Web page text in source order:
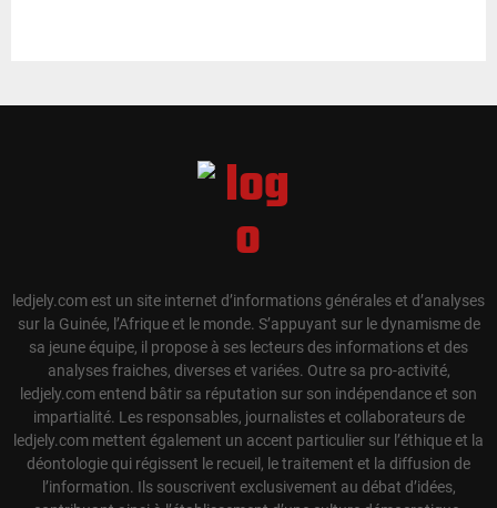
ledjely.com est un site internet d’informations générales et d’analyses
sur la Guinée, l’Afrique et le monde. S’appuyant sur le dynamisme de
sa jeune équipe, il propose à ses lecteurs des informations et des
analyses fraiches, diverses et variées. Outre sa pro-activité,
ledjely.com entend bâtir sa réputation sur son indépendance et son
impartialité. Les responsables, journalistes et collaborateurs de
ledjely.com mettent également un accent particulier sur l’éthique et la
déontologie qui régissent le recueil, le traitement et la diffusion de
l’information. Ils souscrivent exclusivement au débat d’idées,